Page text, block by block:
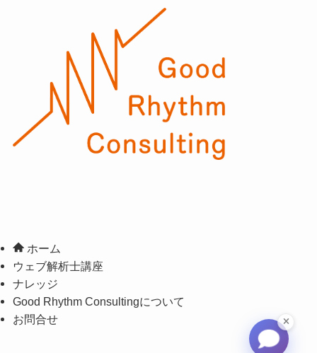
ホーム
ウェブ解析士講座
ナレッジ
Good Rhythm Consultingについて
お問合せ